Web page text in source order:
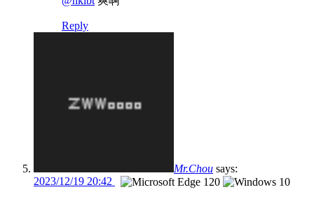
Reply
Mr.Chou says:
2023/12/19 20:42